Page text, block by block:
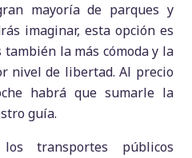
mayoría de parques y
imaginar, esta opción es
también la más cómoda y la
nivel de libertad. Al precio
habrá que sumarle la
guía.
transportes públicos